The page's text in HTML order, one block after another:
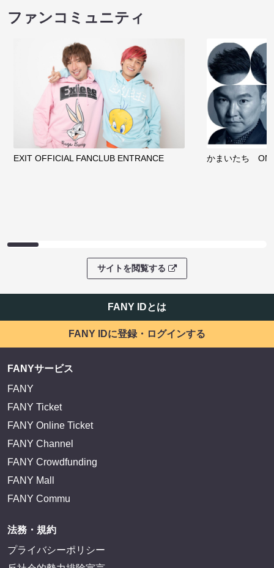
ファンコミュニティ
EXIT OFFICIAL FANCLUB ENTRANCE かまいたち
サイトを閲覧する
FANY IDとは
FANY IDに登録・ログインする
FANYサービス
FANY
FANY Ticket
FANY Online Ticket
FANY Channel
FANY Crowdfunding
FANY Mall
FANY Commu
法務・規約
プライバシーポリシー